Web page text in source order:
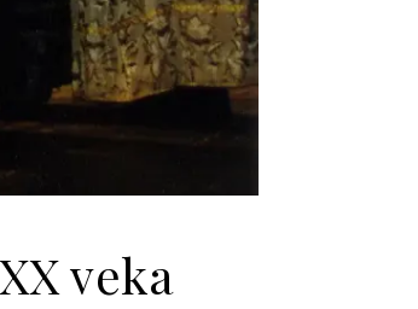
veka